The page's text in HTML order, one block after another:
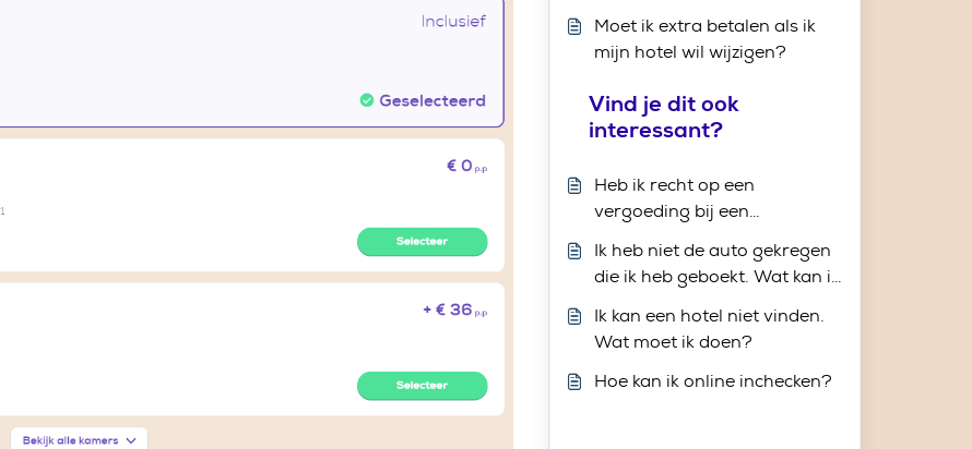
Moet ik extra betalen als ik
mijn hotel wil wijzigen?
Vind je dit ook
interessant?
Heb ik recht op een
vergoeding bij een
Ik heb niet de auto gekregen
die ik heb geboekt. Wat kan ik
Ik kan een hotel niet vinden.
Wat moet ik doen?
Hoe kan ik online inchecken?